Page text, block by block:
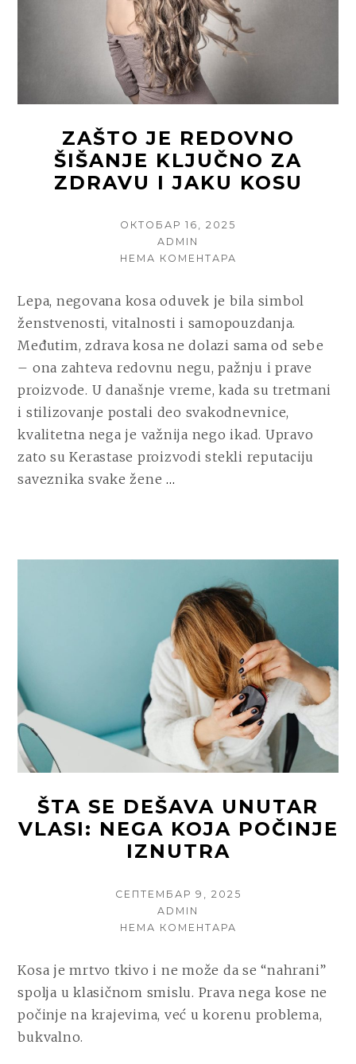
ŠTA
MOŽETE
DA
URADITE
POVODOM
ZAŠTO JE REDOVNO
ŠIŠANJE KLJUČNO ZA
ZDRAVU I JAKU KOSU
POSTED
ОКТОБАР 16, 2025
AUTHOR
ADMIN
НЕМА КОМЕНТАРА
REDOVNO
ŠIŠANJE
KLJUČNO
ZDRAVU
I
JAKU
Lepa, negovana kosa oduvek je bila simbol
ženstvenosti, vitalnosti i samopouzdanja.
Međutim, zdrava kosa ne dolazi sama od sebe
– ona zahteva redovnu negu, pažnju i prave
proizvode. U današnje vreme, kada su tretmani
i stilizovanje postali deo svakodnevnice,
kvalitetna nega je važnija nego ikad. Upravo
zato su Kerastase proizvodi stekli reputaciju
saveznika svake žene…
ŠIŠANJE
KLJUČNO
ZA
ZDRAVU
I
JAKU
KOSU
ŠTA SE DEŠAVA UNUTAR
VLASI: NEGA KOJA POČINJE
IZNUTRA
POSTED
СЕПТЕМБАР 9, 2025
AUTHOR
ADMIN
НЕМА КОМЕНТАРА
DEŠAVA
UNUTAR
VLASI:
Kosa je mrtvo tkivo i ne može da se “nahrani”
spolja u klasičnom smislu. Prava nega kose ne
počinje na krajevima, već u korenu problema,
bukvalno.